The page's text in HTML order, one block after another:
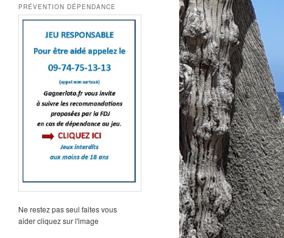
PRÉVENTION DÉPENDANCE
Ne restez pas seul faites vous
aider cliquez sur l'image